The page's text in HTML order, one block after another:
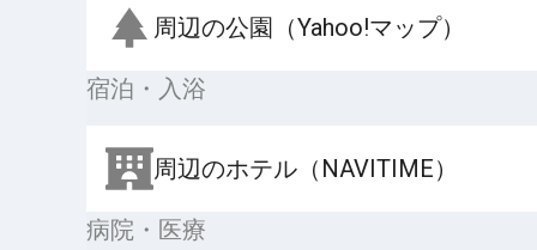
周辺の公園（Yahoo!マップ）
宿泊・入浴
周辺のホテル（NAVITIME）
病院・医療